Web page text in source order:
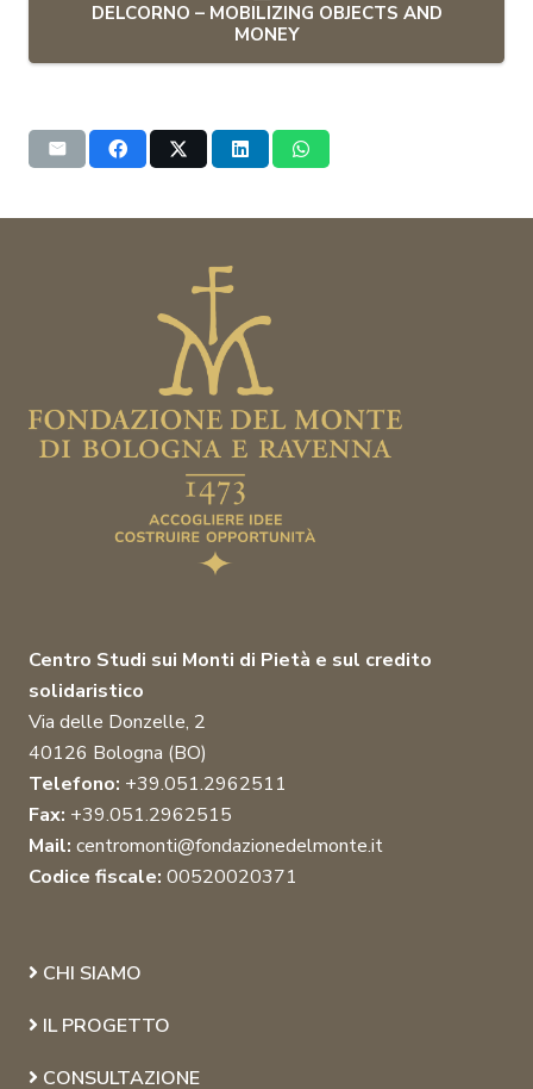
DELCORNO – MOBILIZING OBJECTS AND
MONEY
Centro Studi sui Monti di Pietà e sul credito
solidaristico
Via delle Donzelle, 2
40126 Bologna (BO)
Telefono: +39.051.2962511
Fax: +39.051.2962515
Mail: centromonti@fondazionedelmonte.it
Codice fiscale: 00520020371
CHI SIAMO
IL PROGETTO
CONSULTAZIONE